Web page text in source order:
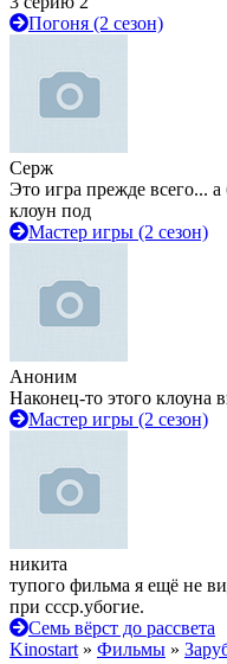
Погоня (2 сезон)
Серж
Это игра прежде всего...
клоун под
Мастер игры (2 сезон)
Аноним
Наконец-то этого клоуна
Мастер игры (2 сезон)
никита
тупого фильма я ещё не
при ссср.убогие.
Семь вёрст до рассвета
Kinostart » Фильмы »